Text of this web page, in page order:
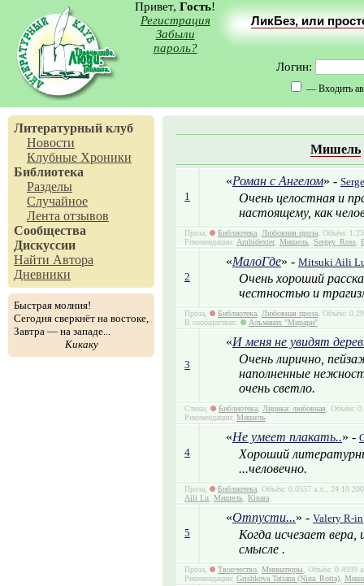
Привет, Гость!
Регистрация
Забыли
пароль?
ЛикБез, или
Логин:
— Входить
Литературный клуб
Новости
Клубные Хроники
Библиотека
Разделы
Случайное
Лента отзывов
Сообщества
Дискуссии
Найти Автора
Дневники
Быстрая молния!
Сегодня сверкнёт на востоке,
Завтра — на западе...
Кикаку
Мишель
1
«Роман с Ангелом» -
Очень целостная и
настоящему, как
Проза, Библиотека Любовная проза , Объём:
Рекомендации: Ambidexter, Мишель Sergey_Ross
2
«МалоГде» - Mitsuki Aili
Очень хороший
честностью и
Проза, Библиотека Любовная проза , Объём:
В сообществах:
Альманах "Мирари"
3
«И меня не увидят
Очень лирично,
наполненные
очень светло.
Стихи, Библиотека Лирика: любовная , Объём:
Рекомендации: Мишель
4
«Не умеет плакать..» -
Хороший
...человечно.
Проза, Библиотека , Объём: 0.0557 а.л., 24 10
Aili Lu Мишель Kinara
5
«Отпусти...» - Valery R-in
Когда исчезает вера,
смысле .
Проза, Творчество Миниатюры , Объём: 0.4939
Рекомендации: Grishkova Tatiana (Nina_Rotta)